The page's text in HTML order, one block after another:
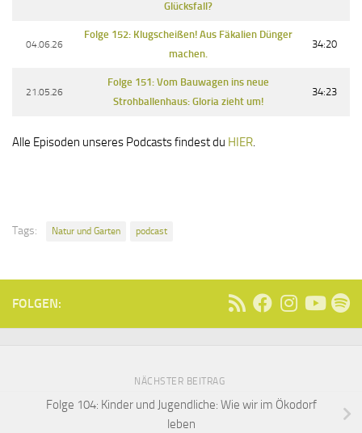
Glücksfall?
04.06.26
Folge 152: Klugscheißen! Aus Fäkalien Dünger
machen.
34:20
21.05.26
Folge 151: Vom Bauwagen ins neue
Strohballenhaus: Gloria zieht um!
34:23
Alle Episoden unseres Podcasts findest du HIER.
Tags: Natur und Garten podcast
FOLGEN:
NÄCHSTER BEITRAG
Folge 104: Kinder und Jugendliche: Wie wir im Ökodorf
leben